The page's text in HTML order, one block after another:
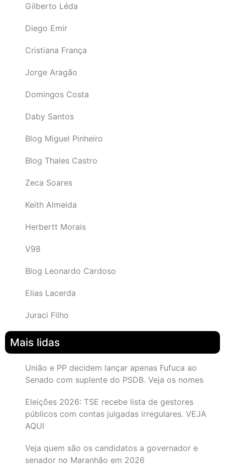
Gilberto Léda
Diego Emir
Cristiana França
Jorge Aragão
Domingos Costa
Daby Santos
Blog Miguel Pinheiro
Blog Thales Castro
Zeca Soares
Keith Almeida
Herbertt Morais
V98
Blog Leonardo Cardoso
Elias Lacerda
Juraci Filho
Mais lidas
União e PP decidem lançar apenas Fufuca ao
Senado com suplente do PSDB. Veja os nomes
Eleições 2026: TSE recebe lista de gestores
públicos com contas julgadas irregulares. VEJA
AQUI
Veja quem são os candidatos a governador e
senador no Maranhão em 2026